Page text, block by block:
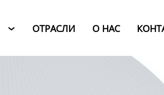
 ОТРАСЛИ O HAC